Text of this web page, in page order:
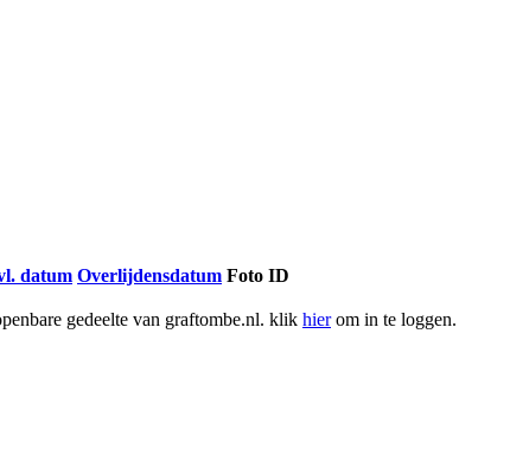
datum Overlijdensdatum Foto ID
gedeelte van graftombe.nl. klik hierom in te loggen.